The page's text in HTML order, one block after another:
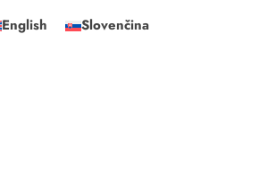
English Slovenčina